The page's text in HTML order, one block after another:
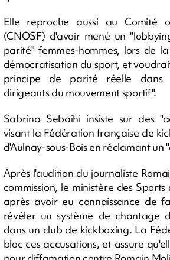
Elle reproche aussi au Comité
(CNOSF) d'avoir mené un
parité" femmes-hommes, lors de
démocratisation du sport, et
principe de parité réelle dans
dirigeants du mouvement sportif".
Sabrina Sebaihi insiste sur des
visant la Fédération française de
d'Aulnay-sous-Bois en réclamant un
Après l'audition du journaliste
commission, le ministère des
après avoir eu connaissance de
révéler un système de chantage
dans un club de kickboxing. La
bloc ces accusations, et assure